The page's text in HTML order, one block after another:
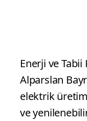
Enerji ve Tabii
Alparslan
elektrik
ve